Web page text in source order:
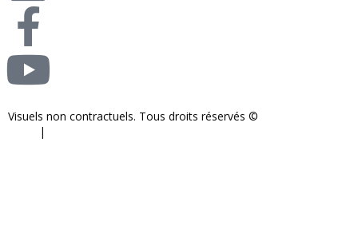
Visuels non contractuels. Tous droits réservés ©
|